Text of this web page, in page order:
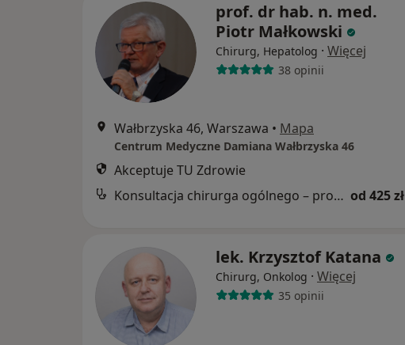
prof. dr hab. n. med.
Piotr Małkowski
Chirurg, Hepatolog · Więcej
38 opinii
Wałbrzyska 46, Warszawa • Mapa
Centrum Medyczne Damiana Wałbrzyska 46
Akceptuje TU Zdrowie
Konsultacja chirurga ogólnego – profesor od 425 zł
lek. Krzysztof Katana
Chirurg, Onkolog · Więcej
35 opinii